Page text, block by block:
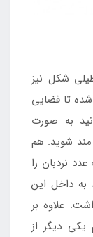
شکل نیز
تا فضایی
به صورت
مند شوید. هم
نردبان را
به داخل این
علاوه بر
دیگر از